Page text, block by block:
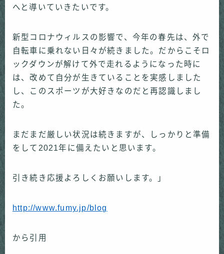
へと導いていきたいです。
新型コロナウィルスの影響で、今年の春先は、外で
自転車に乗れない日々が続きました。だからこそロ
ックダウンが解けて外で走れるようになった時に
は、改めて自分が生きていることを実感しました
し、このスポーツが大好きなのだと再認識しまし
た。
まだまだ厳しい状況は続きますが、しっかりと準備
をして2021年に備えたいと思います。
引き続き応援よろしくお願いします。」
http://www.fumy.jp/blog
から引用